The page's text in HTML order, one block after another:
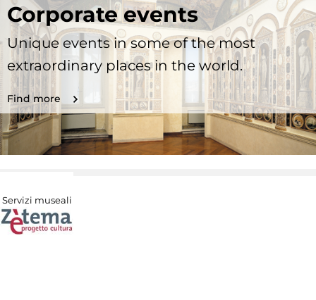
Corporate events
Unique events in some of the most
extraordinary places in the world.
Find more
Servizi museali